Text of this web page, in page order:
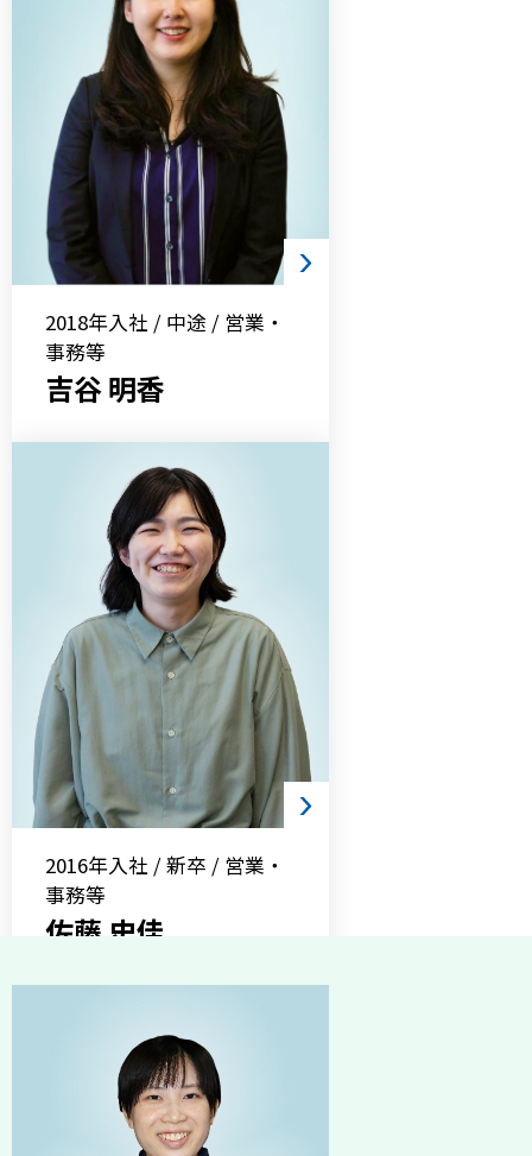
2018年入社 / 中途 / 営業・
事務等
吉谷 明香
2016年入社 / 新卒 / 営業・
事務等
佐藤 史佳